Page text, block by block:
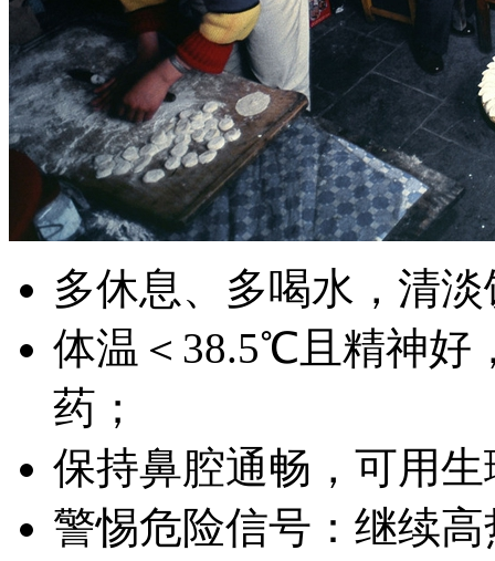
多休息、多喝水，清
体温＜38.5℃且精神好
药；
保持鼻腔通畅，可用
警惕危险信号：继续